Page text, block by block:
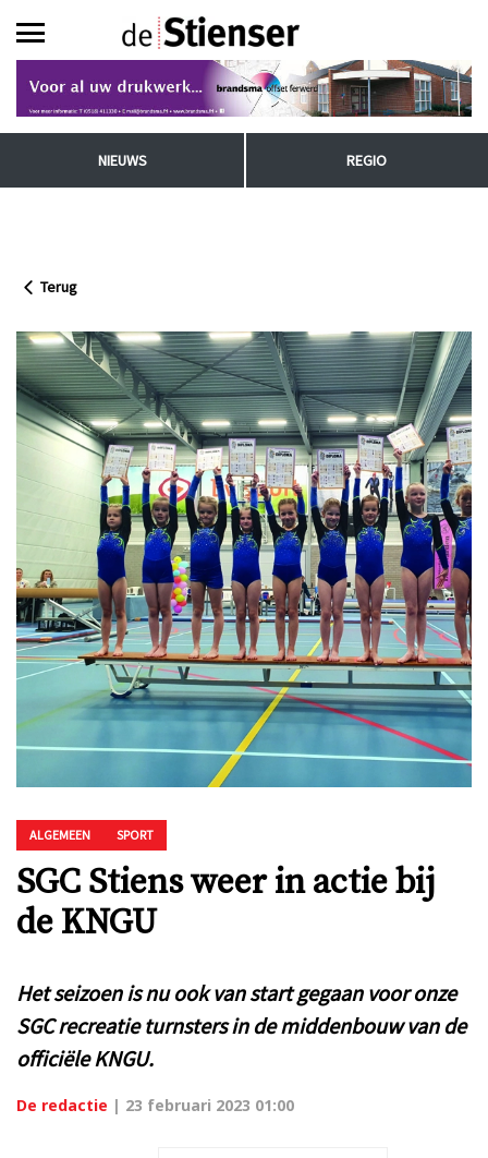
NIEUWS REGIO
Terug
ALGEMEEN SPORT
SGC Stiens weer in actie bij
de KNGU
Het seizoen is nu ook van start gegaan voor onze
SGC recreatie turnsters in de middenbouw van de
officiële KNGU.
De redactie | 23 februari 2023 01:00